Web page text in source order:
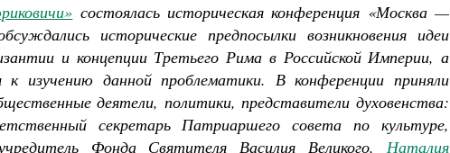
состоялась историческая конференция «Москва —
исторические предпосылки возникновения идеи
и концепции Третьего Рима в Российской Империи, а
изучению данной проблематики. В конференции приняли
деятели, политики, представители духовенства:
секретарь Патриаршего совета по культуре,
Фонда Святителя Василия Великого, Наталия
Татьяна Никольская Детский Тропарион
Мария Минаева